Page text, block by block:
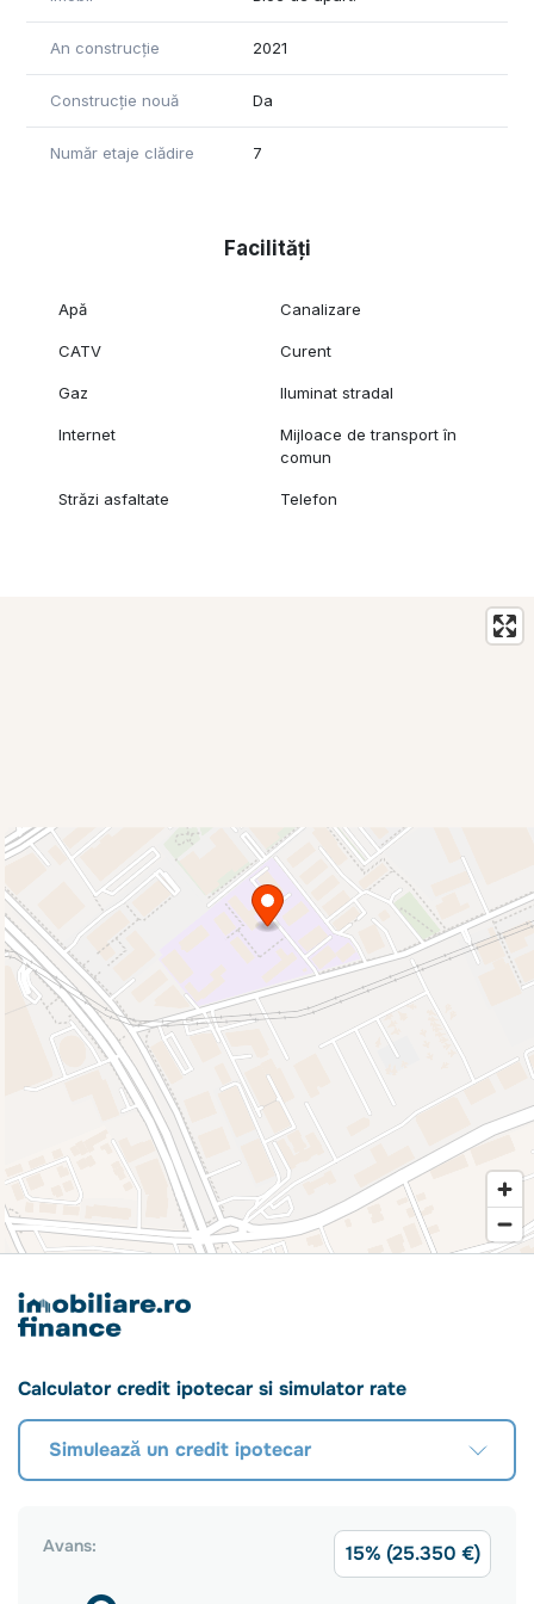
An construcție 2021
Construcție nouă Da
Număr etaje clădire 7
Facilități
Apă Canalizare
CATV Curent
Gaz Iluminat stradal
Internet
Mijloace de transport în
comun
Străzi asfaltate Telefon